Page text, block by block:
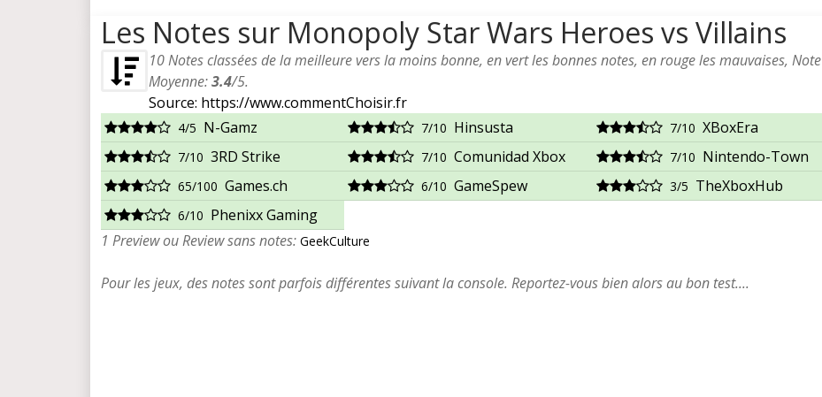
Les Notes sur Monopoly Star Wars Heroes vs Villains
10Notes classées de la meilleure vers la moins bonne, en vert les bonnes notes, en rouge les mauvaises, Note
Moyenne:3.4/5.
Source: https://www.commentChoisir.fr
4/5 N-Gamz 7/10 Hinsusta 7/10 XBoxEra
7/10 3RD Strike 7/10 Comunidad Xbox 7/10 Nintendo-Town
65/100 Games.ch 6/10 GameSpew 3/5 TheXboxHub
6/10 Phenixx Gaming
1 Preview ou Review sans notes: GeekCulture
Pour les jeux, des notes sont parfois différentes suivant la console. Reportez-vous bien alors au bon test....